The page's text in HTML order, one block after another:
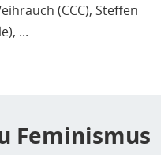
(CCC), Steffen
...
Feminismus